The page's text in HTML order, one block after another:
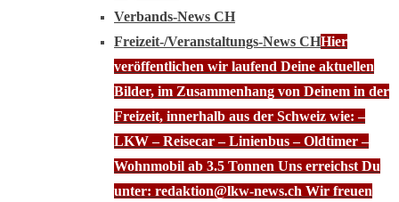
Verbands-News CH
Freizeit-/Veranstaltungs-News CHHier
veröffentlichen wir laufend Deine aktuellen
Bilder, im Zusammenhang von Deinem in der
Freizeit, innerhalb aus der Schweiz wie: –
LKW – Reisecar – Linienbus – Oldtimer –
Wohnmobil ab 3.5 Tonnen Uns erreichst Du
unter: redaktion@lkw-news.ch Wir freuen